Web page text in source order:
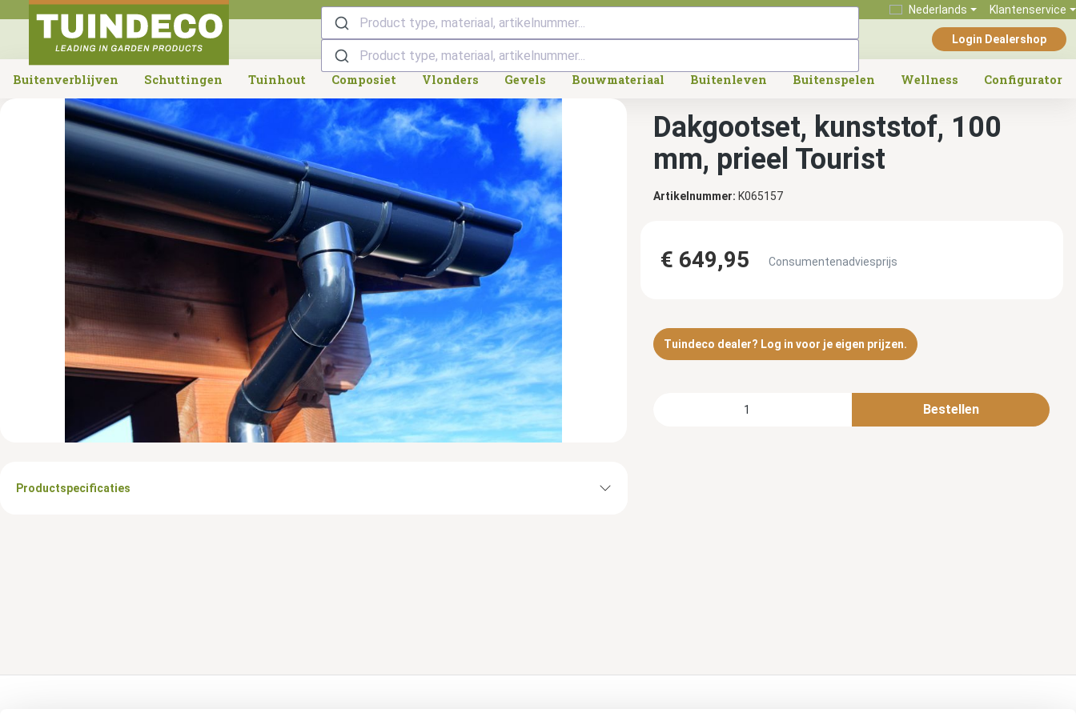
search Skip to main navigation
Nederlands Klantenservice
Product type, materiaal, artikelnummer...
Login Dealershop
Buitenverblijven Schuttingen Tuinhout Composiet Vlonders Gevels Bouwmateriaal Buitenleven Buitenspelen Wellness Configurator
Productspecificaties
Dakgootset, kunststof, 100
mm, prieel Tourist
Artikelnummer: K065157
€ 649,95 Consumentenadviesprijs
Tuindeco dealer? Log in voor je eigen prijzen.
Bestellen